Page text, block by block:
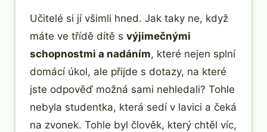
Učitelé si jí všimli hned. Jak taky ne, když
máte ve třídě dítě s výjimečnými
schopnostmi a nadáním, které nejen splní
domácí úkol, ale přijde s dotazy, na které
jste odpověď možná sami nehledali? Tohle
nebyla studentka, která sedí v lavici a čeká
na zvonek. Tohle byl člověk, který chtěl víc,